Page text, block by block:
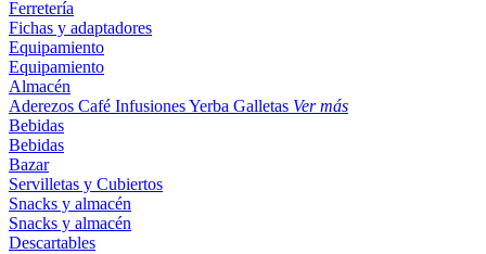
Ferretería
Fichas y adaptadores
Equipamiento
Equipamiento
Almacén
Aderezos Café InfusionesYerba Galletas Ver más
Bebidas
Bebidas
Bazar
Servilletas y Cubiertos
Snacks y almacén
Snacks y almacén
Descartables